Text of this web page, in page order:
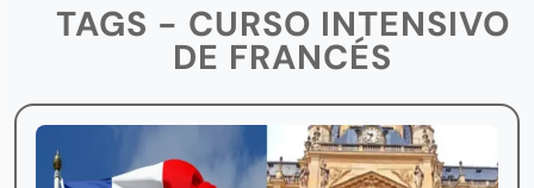
TAGS - CURSO INTENSIVO
DE FRANCÉS